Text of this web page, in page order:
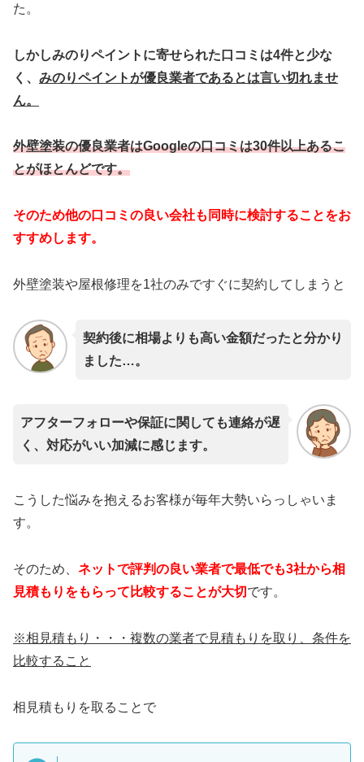
た。
しかしみのりペイントに寄せられた口コミは4件と少な
く、 みのりペイントが優良業者であるとは言い切れませ
ん。
外壁塗装の優良業者はGoogleの口コミは30件以上あるこ
とがほとんどです。
そのため他の口コミの良い会社も同時に検討することをお
すすめします。
外壁塗装や屋根修理を1社のみですぐに契約してしまうと
契約後に相場よりも高い金額だったと分かり
ました…。
アフターフォローや保証に関しても連絡が遅
く、対応がいい加減に感じます。
こうした悩みを抱えるお客様が毎年大勢いらっしゃいま
す。
そのため、 ネットで評判の良い業者で最低でも3社から相
見積もりをもらって比較することが大切です。
※相見積もり・・・複数の業者で見積もりを取り、条件を
比較すること
相見積もりを取ることで